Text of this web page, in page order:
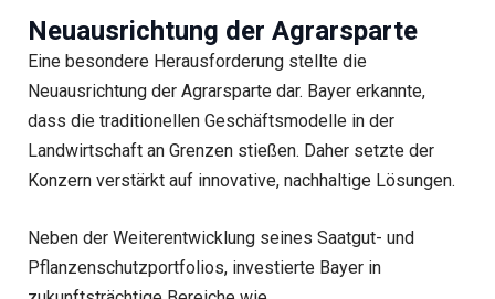
Neuausrichtung der Agrarsparte
Eine besondere Herausforderung stellte die
Neuausrichtung der Agrarsparte dar. Bayer erkannte,
dass die traditionellen Geschäftsmodelle in der
Landwirtschaft an Grenzen stießen. Daher setzte der
Konzern verstärkt auf innovative, nachhaltige Lösungen.
Neben der Weiterentwicklung seines Saatgut- und
Pflanzenschutzportfolios, investierte Bayer in